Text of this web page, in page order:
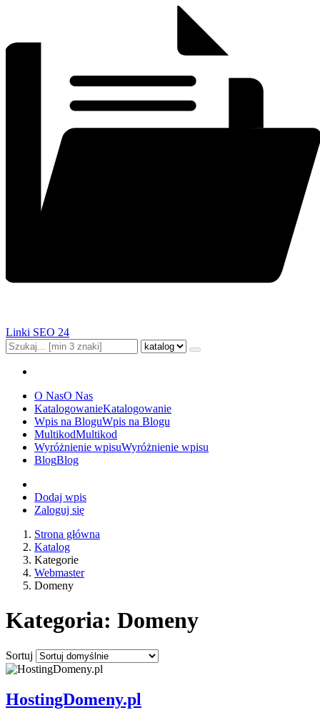
Linki SEO 24
O NasO Nas
KatalogowanieKatalogowanie
Wpis na BloguWpis na Blogu
MultikodMultikod
Wyróżnienie wpisuWyróżnienie wpisu
BlogBlog
Dodaj wpis
Zaloguj się
Strona główna
Katalog
Kategorie
Webmaster
Domeny
Kategoria: Domeny
Sortuj
HostingDomeny.pl